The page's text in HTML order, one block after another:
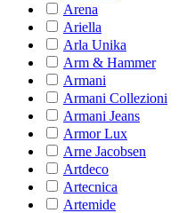
Arena
Ariella
Arla Unika
Arm & Hammer
Armani
Armani Collezioni
Armani Jeans
Armor Lux
Arne Jacobsen
Artdeco
Artecnica
Artemide